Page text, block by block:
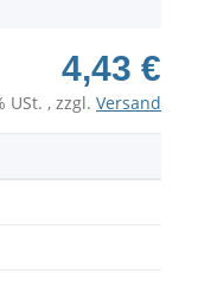
4,43 €
USt. , zzgl. Versand